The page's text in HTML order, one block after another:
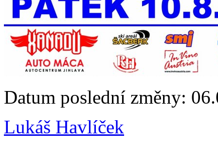
Datum poslední změny:
Lukáš Havlíček